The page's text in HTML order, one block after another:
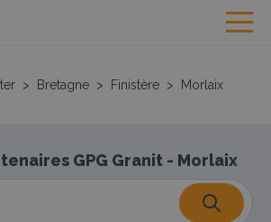
> Bretagne > Finistère > Morlaix
GPG Granit - Morlaix